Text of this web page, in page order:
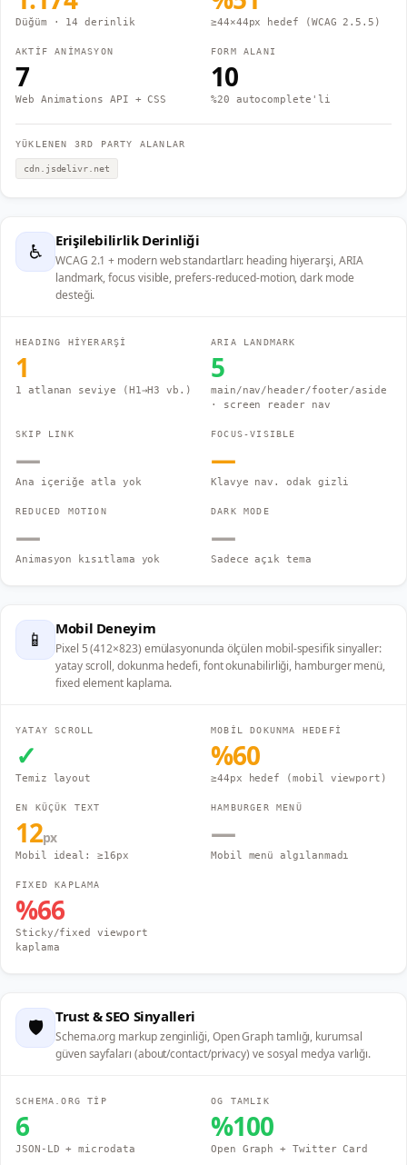
Düğüm · 14 derinlik ≥44×44px hedef (WCAG 2.5.5)
AKTİF ANİMASYON
7
Web Animations API + CSS
FORM ALANI
10
%20 autocomplete'li
YÜKLENEN 3RD PARTY ALANLAR
cdn.jsdelivr.net
♿ Erişilebilirlik Derinliği
WCAG 2.1 + modern web standartları: heading hiyerarşi, ARIA
landmark, focus visible, prefers-reduced-motion, dark mode
desteği.
HEADING HİYERARŞİ
1
1 atlanan seviye (H1→H3 vb.)
ARIA LANDMARK
5
main/nav/header/footer/aside
· screen reader nav
SKIP LINK
—
Ana içeriğe atla yok
FOCUS-VISIBLE
—
Klavye nav. odak gizli
REDUCED MOTION
—
Animasyon kısıtlama yok
DARK MODE
—
Sadece açık tema
📱 Mobil Deneyim
Pixel 5 (412×823) emülasyonunda ölçülen mobil-spesifik sinyaller:
yatay scroll, dokunma hedefi, font okunabilirliği, hamburger menü,
fixed element kaplama.
YATAY SCROLL
✓
Temiz layout
MOBİL DOKUNMA HEDEFİ
%60
≥44px hedef (mobil viewport)
EN KÜÇÜK TEXT
12px
Mobil ideal: ≥16px
HAMBURGER MENÜ
—
Mobil menü algılanmadı
FIXED KAPLAMA
%66
Sticky/fixed viewport
kaplama
🛡️ Trust & SEO Sinyalleri
Schema.org markup zenginliği, Open Graph tamlığı, kurumsal
güven sayfaları (about/contact/privacy) ve sosyal medya varlığı.
SCHEMA.ORG TİP
6
JSON-LD + microdata
OG TAMLIK
%100
Open Graph + Twitter Card